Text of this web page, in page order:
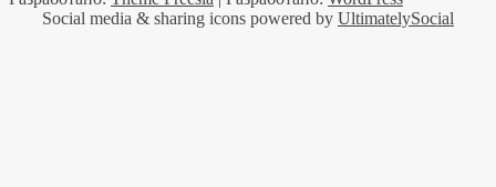
Social media & sharing icons powered by UltimatelySocial